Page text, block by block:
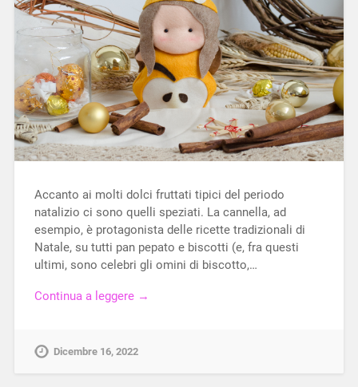
Accanto ai molti dolci fruttati tipici del periodo
natalizio ci sono quelli speziati. La cannella, ad
esempio, è protagonista delle ricette tradizionali di
Natale, su tutti pan pepato e biscotti (e, fra questi
ultimi, sono celebri gli omini di biscotto,…
Continua a leggere →
Dicembre 16, 2022